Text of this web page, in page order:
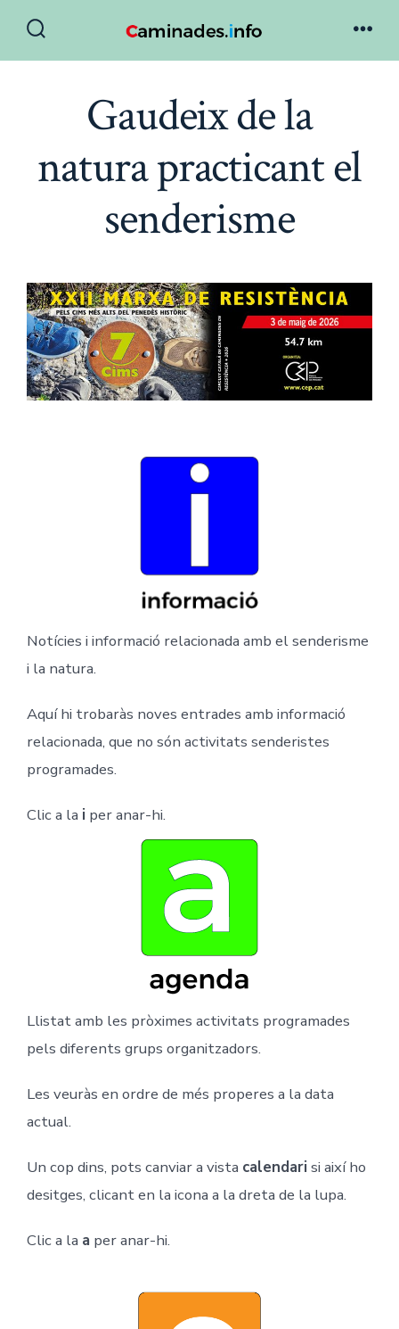
Toggle
Gaudeix de la
natura practicant el
senderisme
Notícies i informació relacionada amb el senderisme
i la natura.
Aquí hi trobaràs noves entrades amb informació
relacionada, que no són activitats senderistes
programades.
Clic a la i per anar-hi.
Llistat amb les pròximes activitats programades
pels diferents grups organitzadors.
Les veuràs en ordre de més properes a la data
actual.
Un cop dins, pots canviar a vista calendari si així ho
desitges, clicant en la icona a la dreta de la lupa.
Clic a la a per anar-hi.